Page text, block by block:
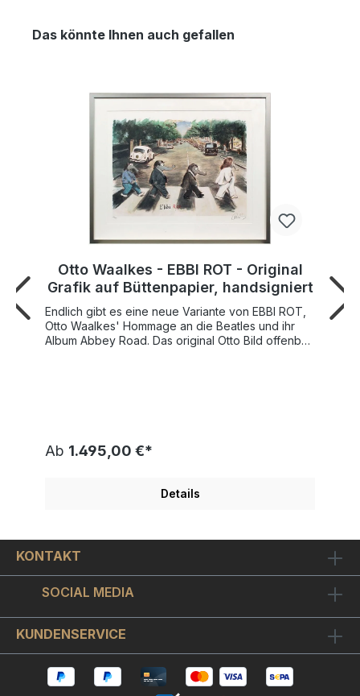
Das könnte Ihnen auch gefallen
Otto Waalkes - EBBI ROT - Original
Grafik auf Büttenpapier, handsigniert
Endlich gibt es eine neue Variante von EBBI ROT,
Otto Waalkes' Hommage an die Beatles und ihr
Album Abbey Road. Das original Otto Bild offenbart
gekleidet, dahinter Ringo Starr mit Bart, gefolgt
geheimnisumwitterten Zigarette und ganz links
George Harrison, der "stille" Beatle. Der Maler
original Siebdruck gearbeitet. Sie erhalten ein
exklusives Exemplar, die Edition ist auf 200 Stück
weltweit limitiert. Jedes Motiv ist vom Künstler
handsigniert und einzeln nummeriert. Einen
geschmackvollen Bilderrahmen wählen Sie bitte
oben in der Auswahlbox. Sie erhalten einen ca. 2
cm edlen silbernen Holz-Bilderrahmen mit
Bilderglas. Mit dem Rahmen hat " EBBI ROT
" ein Format von ca. 67,5x81 cm. Weitere Otto
Ab 1.495,00 €*
Details
KONTAKT
SOCIAL MEDIA
KUNDENSERVICE